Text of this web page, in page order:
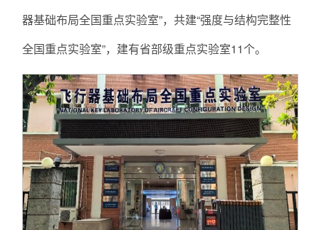
器基础布局全国重点实验室”，共建“强度与结构完整性
全国重点实验室”，建有省部级重点实验室11个。